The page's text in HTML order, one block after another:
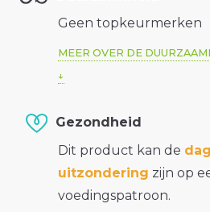
Geen topkeurmerken
MEER OVER DE
Gezondheid
Dit product kan de
uitzondering zijn op
voedingspatroon.